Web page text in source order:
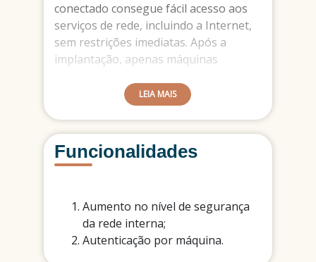
conectado consegue fácil acesso aos
serviços de rede, incluindo a Internet,
sem restrições imediatas. Após a
implantação, apenas máquinas
LEIA MAIS
Funcionalidades
Aumento no nível de segurança
da rede interna;
Autenticação por máquina.